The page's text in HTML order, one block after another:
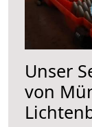
Unser
von